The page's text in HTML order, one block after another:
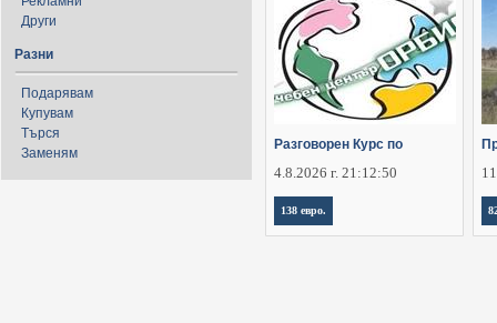
Други
Разни
Подарявам
Купувам
Търся
Заменям
Разговорен Курс по
4.8.2026 г. 21:12:50
138 евро.